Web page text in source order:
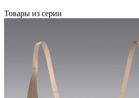
Товары из серии